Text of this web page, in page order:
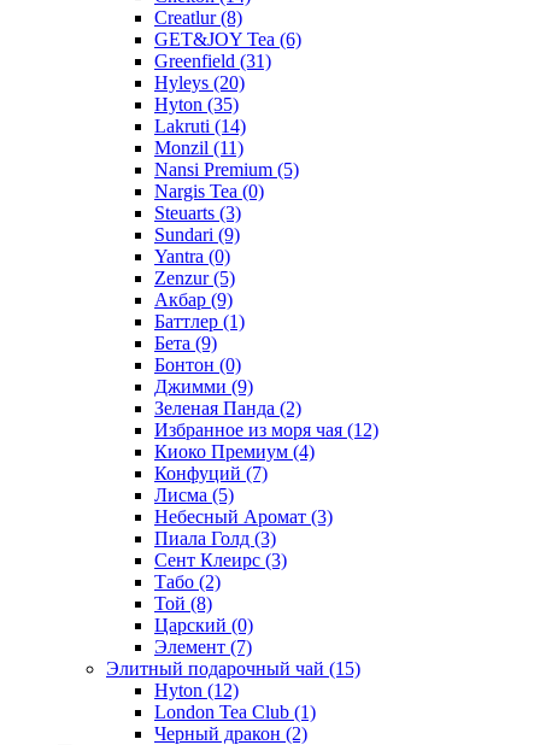
Creatlur(8)
GET&JOY Tea (6)
Greenfield (31)
Hyleys (20)
Hyton (35)
Lakruti (14)
Monzil (11)
Nansi Premium (5)
Nargis Tea (0)
Steuarts (3)
Sundari (9)
Yantra (0)
Zenzur(5)
Акбар (9)
Баттлер (1)
Бета (9)
Бонтон (0)
Джимми (9)
Зеленая Панда (2)
Избранное из моря чая (12)
Киоко Премиум (4)
Конфуций (7)
Лисма (5)
Небесный Аромат (3)
Пиала Голд (3)
Сент Клеирс (3)
Табо (2)
Той (8)
Царский (0)
Элемент (7)
Элитный подарочный чай (15)
Hyton (12)
London Tea Club (1)
Черный дракон (2)